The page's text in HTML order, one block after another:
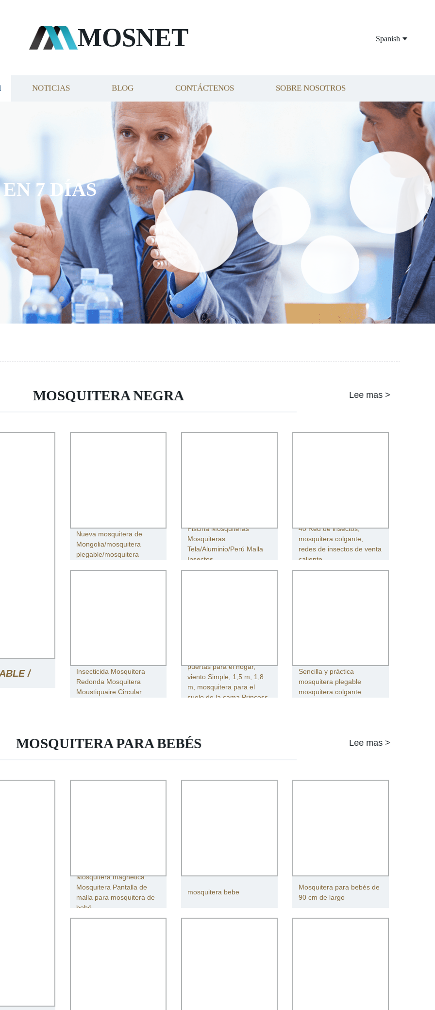
MOSNET Spanish
NOTICIAS BLOG CONTÁCTENOS SOBRE NOSOTROS
7 DÍAS
MOSQUITERA NEGRA Lee mas >
/
Nueva mosquitera de
Mongolia/mosquitera
plegable/mosquitera
Piscina Mosquiteras
Mosquiteras
Tela/Aluminio/Perú Malla
Insectos
40 Red de insectos,
mosquitera colgante,
redes de insectos de venta
caliente
Insecticida Mosquitera
Redonda Mosquitera
Moustiquaire Circular
puertas para el hogar,
viento Simple, 1,5 m, 1,8
m, mosquitera para el
suelo de la cama Princess
Sencilla y práctica
mosquitera plegable
mosquitera colgante
MOSQUITERA PARA BEBÉS Lee mas >
Mosquitera magnética
Mosquitera Pantalla de
malla para mosquitera de
bebé
mosquitera bebe
Mosquitera para bebés de
90 cm de largo